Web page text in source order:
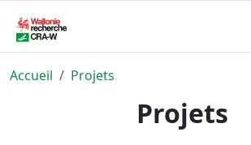
Accueil Projets
Projets